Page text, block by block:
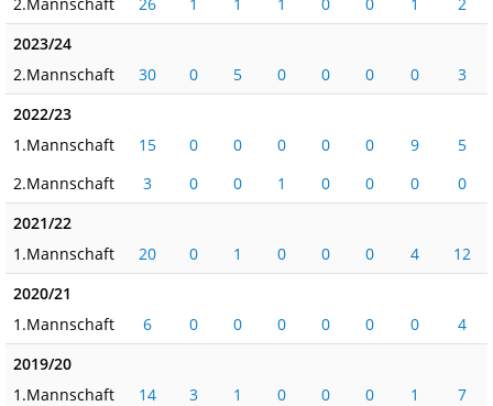
2023/24
2.Mannschaft
30 0 5 0 0 0 0
3
2022/23
1.Mannschaft
15 0 0 0 0 0 9
5
2.Mannschaft
3 0 0 1 0 0 0
0
2021/22
1.Mannschaft
20 0 1 0 0 0 4
12
2020/21
1.Mannschaft
6 0 0 0 0 0 0
4
2019/20
1.Mannschaft
14 3 1 0 0 0 1
7